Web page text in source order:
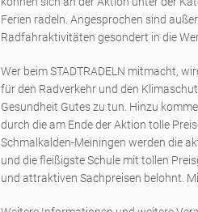
Ferien radeln. Angesprochen sind
Radfahraktivitäten gesondert in die
Wer beim STADTRADELN mitmacht,
für den Radverkehr und den
Gesundheit Gutes zu tun. Hinzu
durch die am Ende der Aktion tolle
Schmalkalden-Meiningen werden die
und die fleißigste Schule mit tollen
und attraktiven Sachpreisen belohnt.